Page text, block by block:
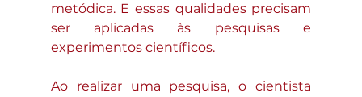
metódica. E essas qualidades precisam
ser aplicadas às pesquisas e
experimentos científicos.
Ao realizar uma pesquisa, o cientista